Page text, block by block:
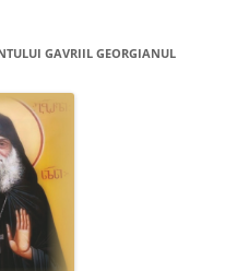
GAVRIIL GEORGIANUL